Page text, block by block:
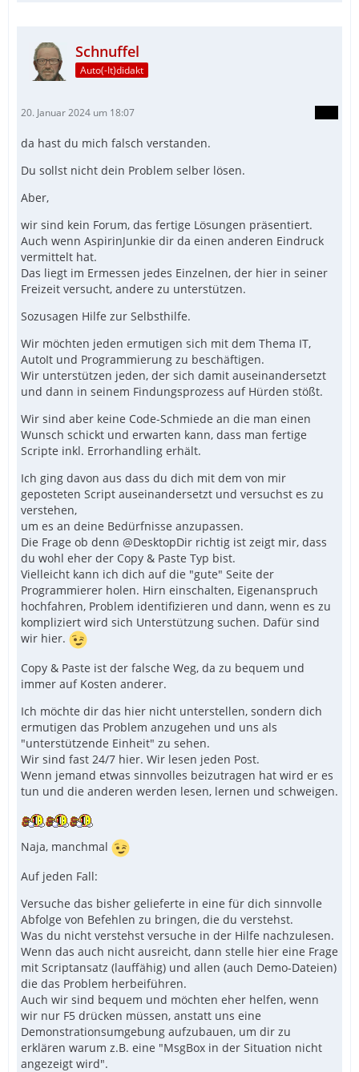
Schnuffel
Auto(-It)didakt
20. Januar 2024 um 18:07
da hast du mich falsch verstanden.
Du sollst nicht dein Problem selber lösen.
Aber,
wir sind kein Forum, das fertige Lösungen präsentiert.
Auch wenn AspirinJunkie dir da einen anderen Eindruck
vermittelt hat.
Das liegt im Ermessen jedes Einzelnen, der hier in seiner
Freizeit versucht, andere zu unterstützen.
Sozusagen Hilfe zur Selbsthilfe.
Wir möchten jeden ermutigen sich mit dem Thema IT,
AutoIt und Programmierung zu beschäftigen.
Wir unterstützen jeden, der sich damit auseinandersetzt
und dann in seinem Findungsprozess auf Hürden stößt.
Wir sind aber keine Code-Schmiede an die man einen
Wunsch schickt und erwarten kann, dass man fertige
Scripte inkl. Errorhandling erhält.
Ich ging davon aus dass du dich mit dem von mir
geposteten Script auseinandersetzt und versuchst es zu
verstehen,
um es an deine Bedürfnisse anzupassen.
Die Frage ob denn @DesktopDir richtig ist zeigt mir, dass
du wohl eher der Copy & Paste Typ bist.
Vielleicht kann ich dich auf die "gute" Seite der
Programmierer holen. Hirn einschalten, Eigenanspruch
hochfahren, Problem identifizieren und dann, wenn es zu
kompliziert wird sich Unterstützung suchen. Dafür sind
wir hier.
Copy & Paste ist der falsche Weg, da zu bequem und
immer auf Kosten anderer.
Ich möchte dir das hier nicht unterstellen, sondern dich
ermutigen das Problem anzugehen und uns als
"unterstützende Einheit" zu sehen.
Wir sind fast 24/7 hier. Wir lesen jeden Post.
Wenn jemand etwas sinnvolles beizutragen hat wird er es
tun und die anderen werden lesen, lernen und schweigen.
Naja, manchmal
Auf jeden Fall:
Versuche das bisher gelieferte in eine für dich sinnvolle
Abfolge von Befehlen zu bringen, die du verstehst.
Was du nicht verstehst versuche in der Hilfe nachzulesen.
Wenn das auch nicht ausreicht, dann stelle hier eine Frage
mit Scriptansatz (lauffähig) und allen (auch Demo-Dateien)
die das Problem herbeiführen.
Auch wir sind bequem und möchten eher helfen, wenn
wir nur F5 drücken müssen, anstatt uns eine
Demonstrationsumgebung aufzubauen, um dir zu
erklären warum z.B. eine "MsgBox in der Situation nicht
angezeigt wird".